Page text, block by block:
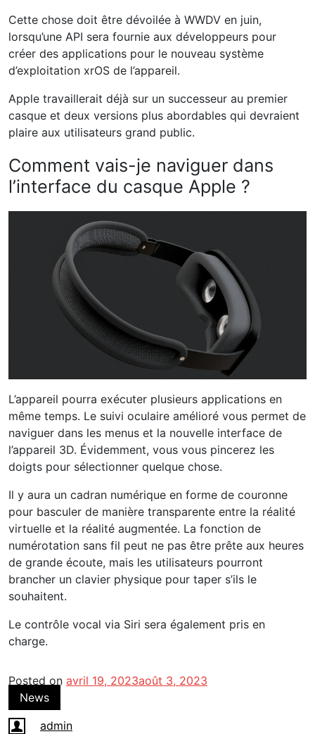
Cette chose doit être dévoilée à WWDV en juin,
lorsqu’une API sera fournie aux développeurs pour
créer des applications pour le nouveau système
d’exploitation xrOS de l’appareil.
Apple travaillerait déjà sur un successeur au premier
casque et deux versions plus abordables qui devraient
plaire aux utilisateurs grand public.
Comment vais-je naviguer dans
l’interface du casque Apple ?
L’appareil pourra exécuter plusieurs applications en
même temps. Le suivi oculaire amélioré vous permet de
naviguer dans les menus et la nouvelle interface de
l’appareil 3D. Évidemment, vous vous pincerez les
doigts pour sélectionner quelque chose.
Il y aura un cadran numérique en forme de couronne
pour basculer de manière transparente entre la réalité
virtuelle et la réalité augmentée. La fonction de
numérotation sans fil peut ne pas être prête aux heures
de grande écoute, mais les utilisateurs pourront
brancher un clavier physique pour taper s’ils le
souhaitent.
Le contrôle vocal via Siri sera également pris en
charge.
Posted on avril 19, 2023août 3, 2023
News
admin